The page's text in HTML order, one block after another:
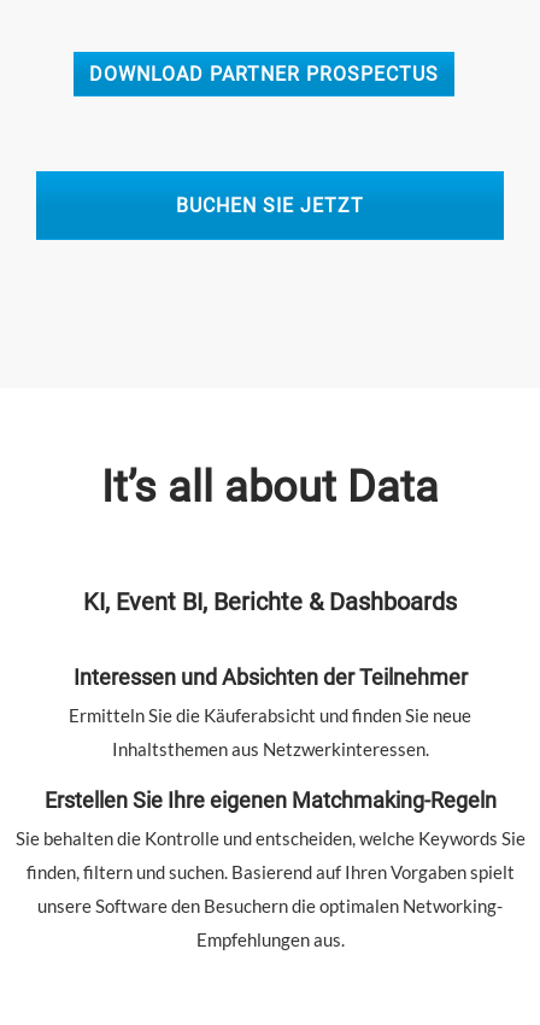
DOWNLOAD PARTNER PROSPECTUS
BUCHEN SIE JETZT
It’s all about Data
KI, Event BI, Berichte & Dashboards
Interessen und Absichten der Teilnehmer
Ermitteln Sie die Käuferabsicht und finden Sie neue
Inhaltsthemen aus Netzwerkinteressen.
Erstellen Sie Ihre eigenen Matchmaking-Regeln
Sie behalten die Kontrolle und entscheiden, welche Keywords Sie
finden, filtern und suchen. Basierend auf Ihren Vorgaben spielt
unsere Software den Besuchern die optimalen Networking-
Empfehlungen aus.